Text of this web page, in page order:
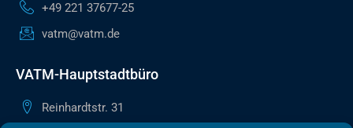
+49 221 37677-25
vatm@vatm.de
VATM-Hauptstadtbüro
Reinhardtstr. 31